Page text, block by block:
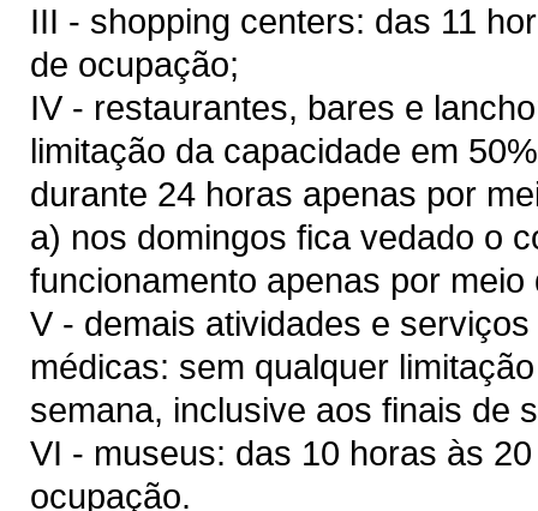
III - shopping centers: das 11
de ocupação;
IV - restaurantes, bares e
limitação da capacidade em
durante 24 horas apenas por
a) nos domingos fica vedado o
funcionamento apenas por
V - demais atividades e
médicas: sem qualquer
semana, inclusive aos finais de
VI - museus: das 10 horas às
ocupação.